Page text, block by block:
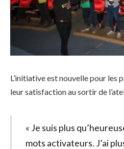
L’initiative est nouvelle pour
leur satisfaction au sortir de
« Je suis plus
mots activateurs. J’ai